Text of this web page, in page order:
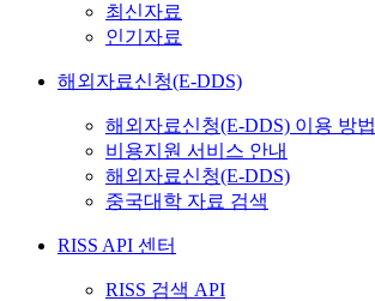
최신자료
인기자료
해외자료신청(E-DDS)
해외자료신청(E-DDS) 이용 방법
비용지원 서비스 안내
해외자료신청(E-DDS)
중국대학 자료 검색
RISS API 센터
RISS 검색 API